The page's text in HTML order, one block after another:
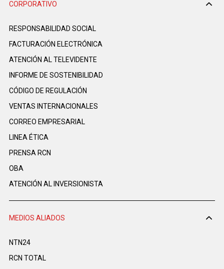
CORPORATIVO
RESPONSABILIDAD SOCIAL
FACTURACIÓN ELECTRÓNICA
ATENCIÓN AL TELEVIDENTE
INFORME DE SOSTENIBILIDAD
CÓDIGO DE REGULACIÓN
VENTAS INTERNACIONALES
CORREO EMPRESARIAL
LINEA ÉTICA
PRENSA RCN
OBA
ATENCIÓN AL INVERSIONISTA
MEDIOS ALIADOS
NTN24
RCN TOTAL